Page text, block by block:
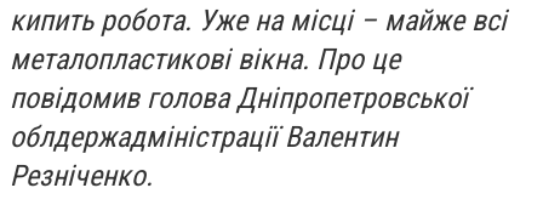
кипить робота. Уже на місці – майже всі
металопластикові вікна. Про це
повідомив голова Дніпропетровської
облдержадміністрації Валентин
Резніченко.